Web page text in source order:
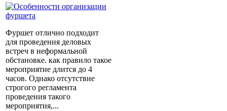
Фуршет отлично подходит
для проведения деловых
встреч в неформальной
обстановке. как правило такое
мероприятие длится до 4
часов. Однако отсутствие
строгого регламента
проведения такого
мероприятия,...